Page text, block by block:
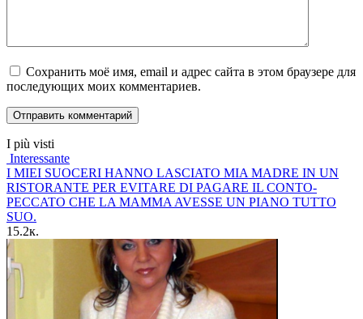
Сохранить моё имя, email и адрес сайта в этом браузере для
последующих моих комментариев.
I più visti
Interessante
I MIEI SUOCERI HANNO LASCIATO MIA MADRE IN UN
RISTORANTE PER EVITARE DI PAGARE IL CONTO-
PECCATO CHE LA MAMMA AVESSE UN PIANO TUTTO
SUO.
15.2к.